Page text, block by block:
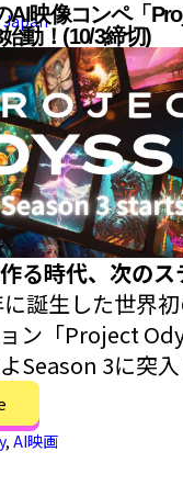
AI映像コンペ「
動！(10/3締切)
Japan
る時代、次のス
誕生した世界
ン「Project
Season 3に突
, AI映画